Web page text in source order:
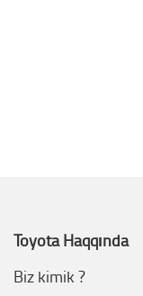
Toyota Haqqında
Biz kimik ?